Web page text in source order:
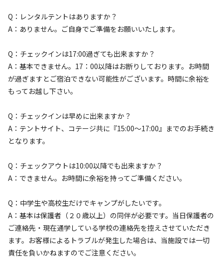
Q：レンタルテントはありますか？
A：ありません。ご自身でご準備をお願いいたします。
Q：チェックインは17:00過ぎても出来ますか？
A：基本できません。17：00以降はお断りしております。お時間
が過ぎますとご宿泊できない可能性がございます。時間に余裕を
もってお越し下さい。
Q：チェックインは早めに出来ますか？
A：テントサイト、コテージ共に『15:00～17:00』までのお手続き
となります。
Q：チェックアウトは10:00以降でも出来ますか？
A：できません。お時間に余裕を持ってご準備ください。
Q：中学生や高校生だけでキャンプがしたいです。
A：基本は保護者（２０歳以上）の同伴が必要です。当日保護者の
ご連絡先・現在通学している学校の連絡先を控えさせていただき
ます。お客様によるトラブルが発生した場合は、当施設では一切
責任を負いかねますのでご注意ください。
※利用日、人数によって変動する場合があります。
宿泊 区画サイト
区画サイト③【15.75㎡】
AC電
源
車両乗り
入れ
たき
火 喫煙
ペット同
リー
地面: デッキ 定員 6名 面積: 15.75m²
料金目安：4,400円/ 泊
※利用日、人数によって変動する場合があります。